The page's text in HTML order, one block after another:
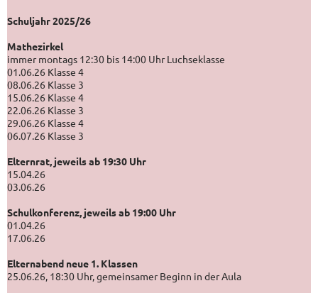
Schuljahr 2025/26
Mathezirkel
immer montags 12:30 bis 14:00 Uhr Luchseklasse
01.06.26 Klasse 4
08.06.26 Klasse 3
15.06.26 Klasse 4
22.06.26 Klasse 3
29.06.26 Klasse 4
06.07.26 Klasse 3
Elternrat, jeweils ab 19:30 Uhr
15.04.26
03.06.26
Schulkonferenz, jeweils ab 19:00 Uhr
01.04.26
17.06.26
Elternabend neue 1. Klassen
25.06.26, 18:30 Uhr, gemeinsamer Beginn in der Aula